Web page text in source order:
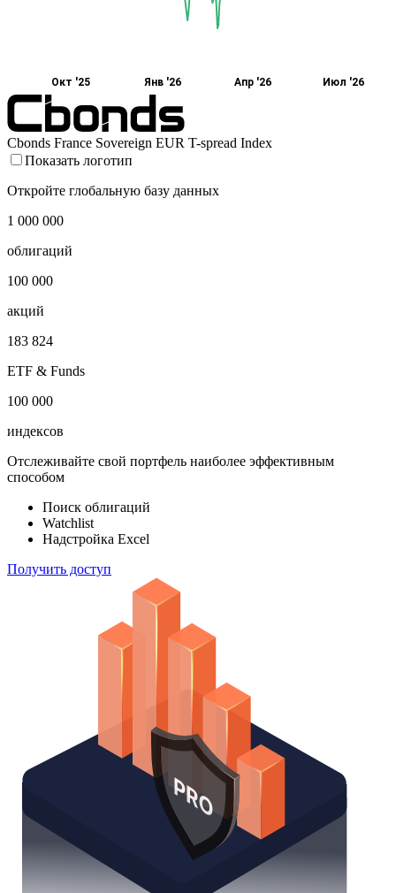
Окт '25 Янв '26 Апр '26 Июл '26
Cbonds France Sovereign EUR T-spread Index
Показать логотип
Откройте глобальную базу данных
1 000 000
облигаций
100 000
акций
183 824
ETF & Funds
100 000
индексов
Отслеживайте свой портфель наиболее эффективным
способом
Поиск облигаций
Watchlist
Надстройка Excel
Получить доступ